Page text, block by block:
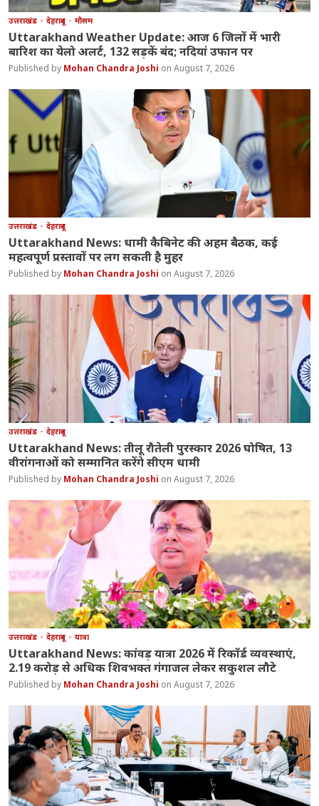
उत्तराखंड देहरादून मौसम
Uttarakhand Weather Update: आज 6 जिलों में भारी
बारिश का येलो अलर्ट, 132 सड़कें बंद; नदियां उफान पर
Mohan Chandra Joshi August 7, 2026
उत्तराखंड देहरादून
Uttarakhand News: धामी कैबिनेट की अहम बैठक, कई
महत्वपूर्ण प्रस्तावों पर लग सकती है मुहर
Mohan Chandra Joshi August 7, 2026
उत्तराखंड देहरादून
Uttarakhand News: तीलू रौतेली पुरस्कार 2026 घोषित, 13
वीरांगनाओं को सम्मानित करेंगे सीएम धामी
Mohan Chandra Joshi August 7, 2026
उत्तराखंड देहरादून यात्रा
Uttarakhand News: कांवड़ यात्रा 2026 में रिकॉर्ड व्यवस्थाएं,
2.19 करोड़ से अधिक शिवभक्त गंगाजल लेकर सकुशल लौटे
Mohan Chandra Joshi August 7, 2026